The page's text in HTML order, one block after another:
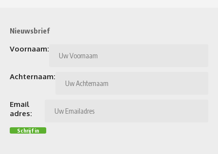
Nieuwsbrief
Voornaam:
Achternaam:
Email
adres: